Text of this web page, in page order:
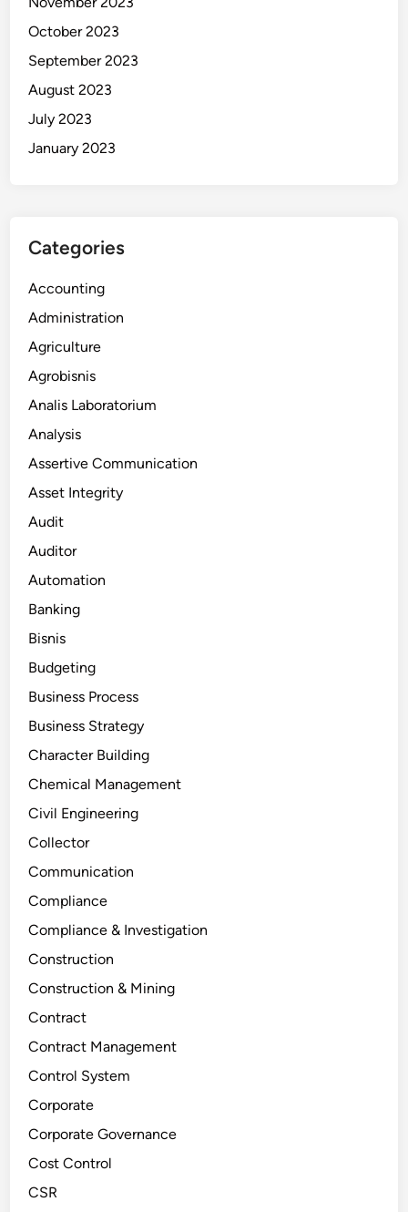
October 2023
September 2023
August 2023
July 2023
January 2023
Categories
Accounting
Administration
Agriculture
Agrobisnis
Analis Laboratorium
Analysis
Assertive Communication
Asset Integrity
Audit
Auditor
Automation
Banking
Bisnis
Budgeting
Business Process
Business Strategy
Character Building
Chemical Management
Civil Engineering
Collector
Communication
Compliance
Compliance & Investigation
Construction
Construction & Mining
Contract
Contract Management
Control System
Corporate
Corporate Governance
Cost Control
CSR